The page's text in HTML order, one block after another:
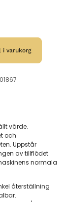
i varukorg
värde.
och
Uppstår
av tillflödet
normala
återställning